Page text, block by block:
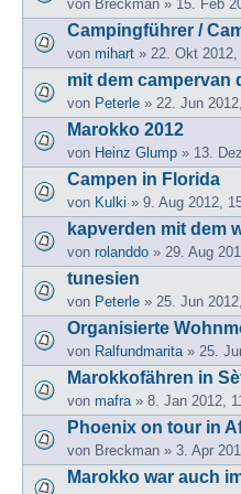
von Breckman » 15. Feb
Campingführer /
von mihart » 22. Okt 2012,
mit dem campervan
von Peterle » 22. Jun
Marokko 2012
von Heinz Glump » 13.
Campen in Florida
von Kulki » 9. Aug 2012,
kapverden mit dem
von rolanddo » 29. Aug
tunesien
von Peterle » 25. Jun
Organisierte
von Ralfundmarita » 25.
Marokkofähren in
von mafra » 8. Jan 2012,
Phoenix on tour in
von Breckman » 3. Apr
Marokko war auch